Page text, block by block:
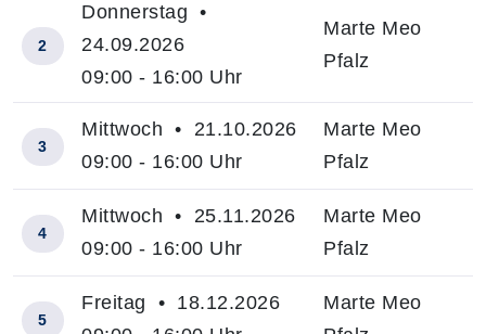
2
Donnerstag •
24.09.2026
09:00 - 16:00 Uhr
Marte Meo
Pfalz
3
Mittwoch • 21.10.2026
09:00 - 16:00 Uhr
Marte Meo
Pfalz
4
Mittwoch • 25.11.2026
09:00 - 16:00 Uhr
Marte Meo
Pfalz
5
Freitag • 18.12.2026
Marte Meo